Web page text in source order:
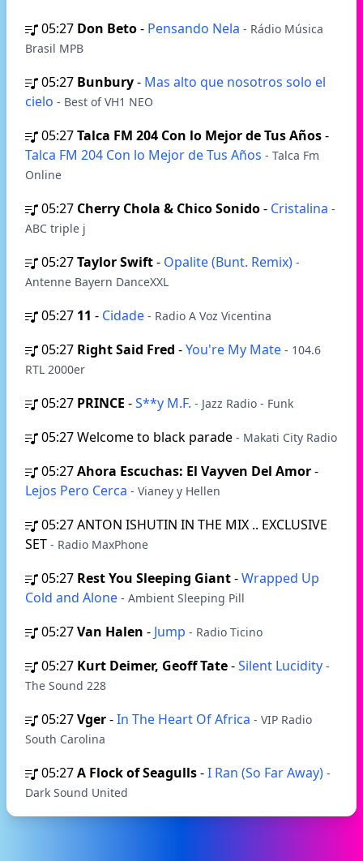
05:27 Don Beto- Pensando Nela - Rádio Música
Brasil MPB
05:27 Bunbury- Mas alto que nosotros solo el
cielo - Best of VH1 NEO
05:27Talca FM 204 Con lo Mejor de Tus Años-
Talca FM 204 Con lo Mejor de Tus Años - Talca Fm
Online
05:27 Cherry Chola & Chico Sonido- Cristalina -
ABC triple j
05:27Taylor Swift- Opalite (Bunt. Remix) -
Antenne Bayern DanceXXL
05:27 11 - Cidade - Radio A Voz Vicentina
05:27 Right Said Fred -You're My Mate - 104.6
RTL 2000er
05:27 PRINCE -S**y M.F. - Jazz Radio - Funk
05:27Welcome to black parade - Makati City Radio
05:27Ahora Escuchas: El Vayven Del Amor-
Lejos Pero Cerca - Vianey y Hellen
05:27ANTON ISHUTIN IN THE MIX .. EXCLUSIVE
SET - Radio MaxPhone
05:27 Rest You Sleeping Giant-Wrapped Up
Cold and Alone - Ambient Sleeping Pill
05:27Van Halen - Jump - Radio Ticino
05:27 Kurt Deimer, Geoff Tate-Silent Lucidity -
The Sound 228
05:27Vger-In The Heart Of Africa - VIP Radio
South Carolina
05:27A Flock of Seagulls-I Ran (So Far Away) -
Dark Sound United